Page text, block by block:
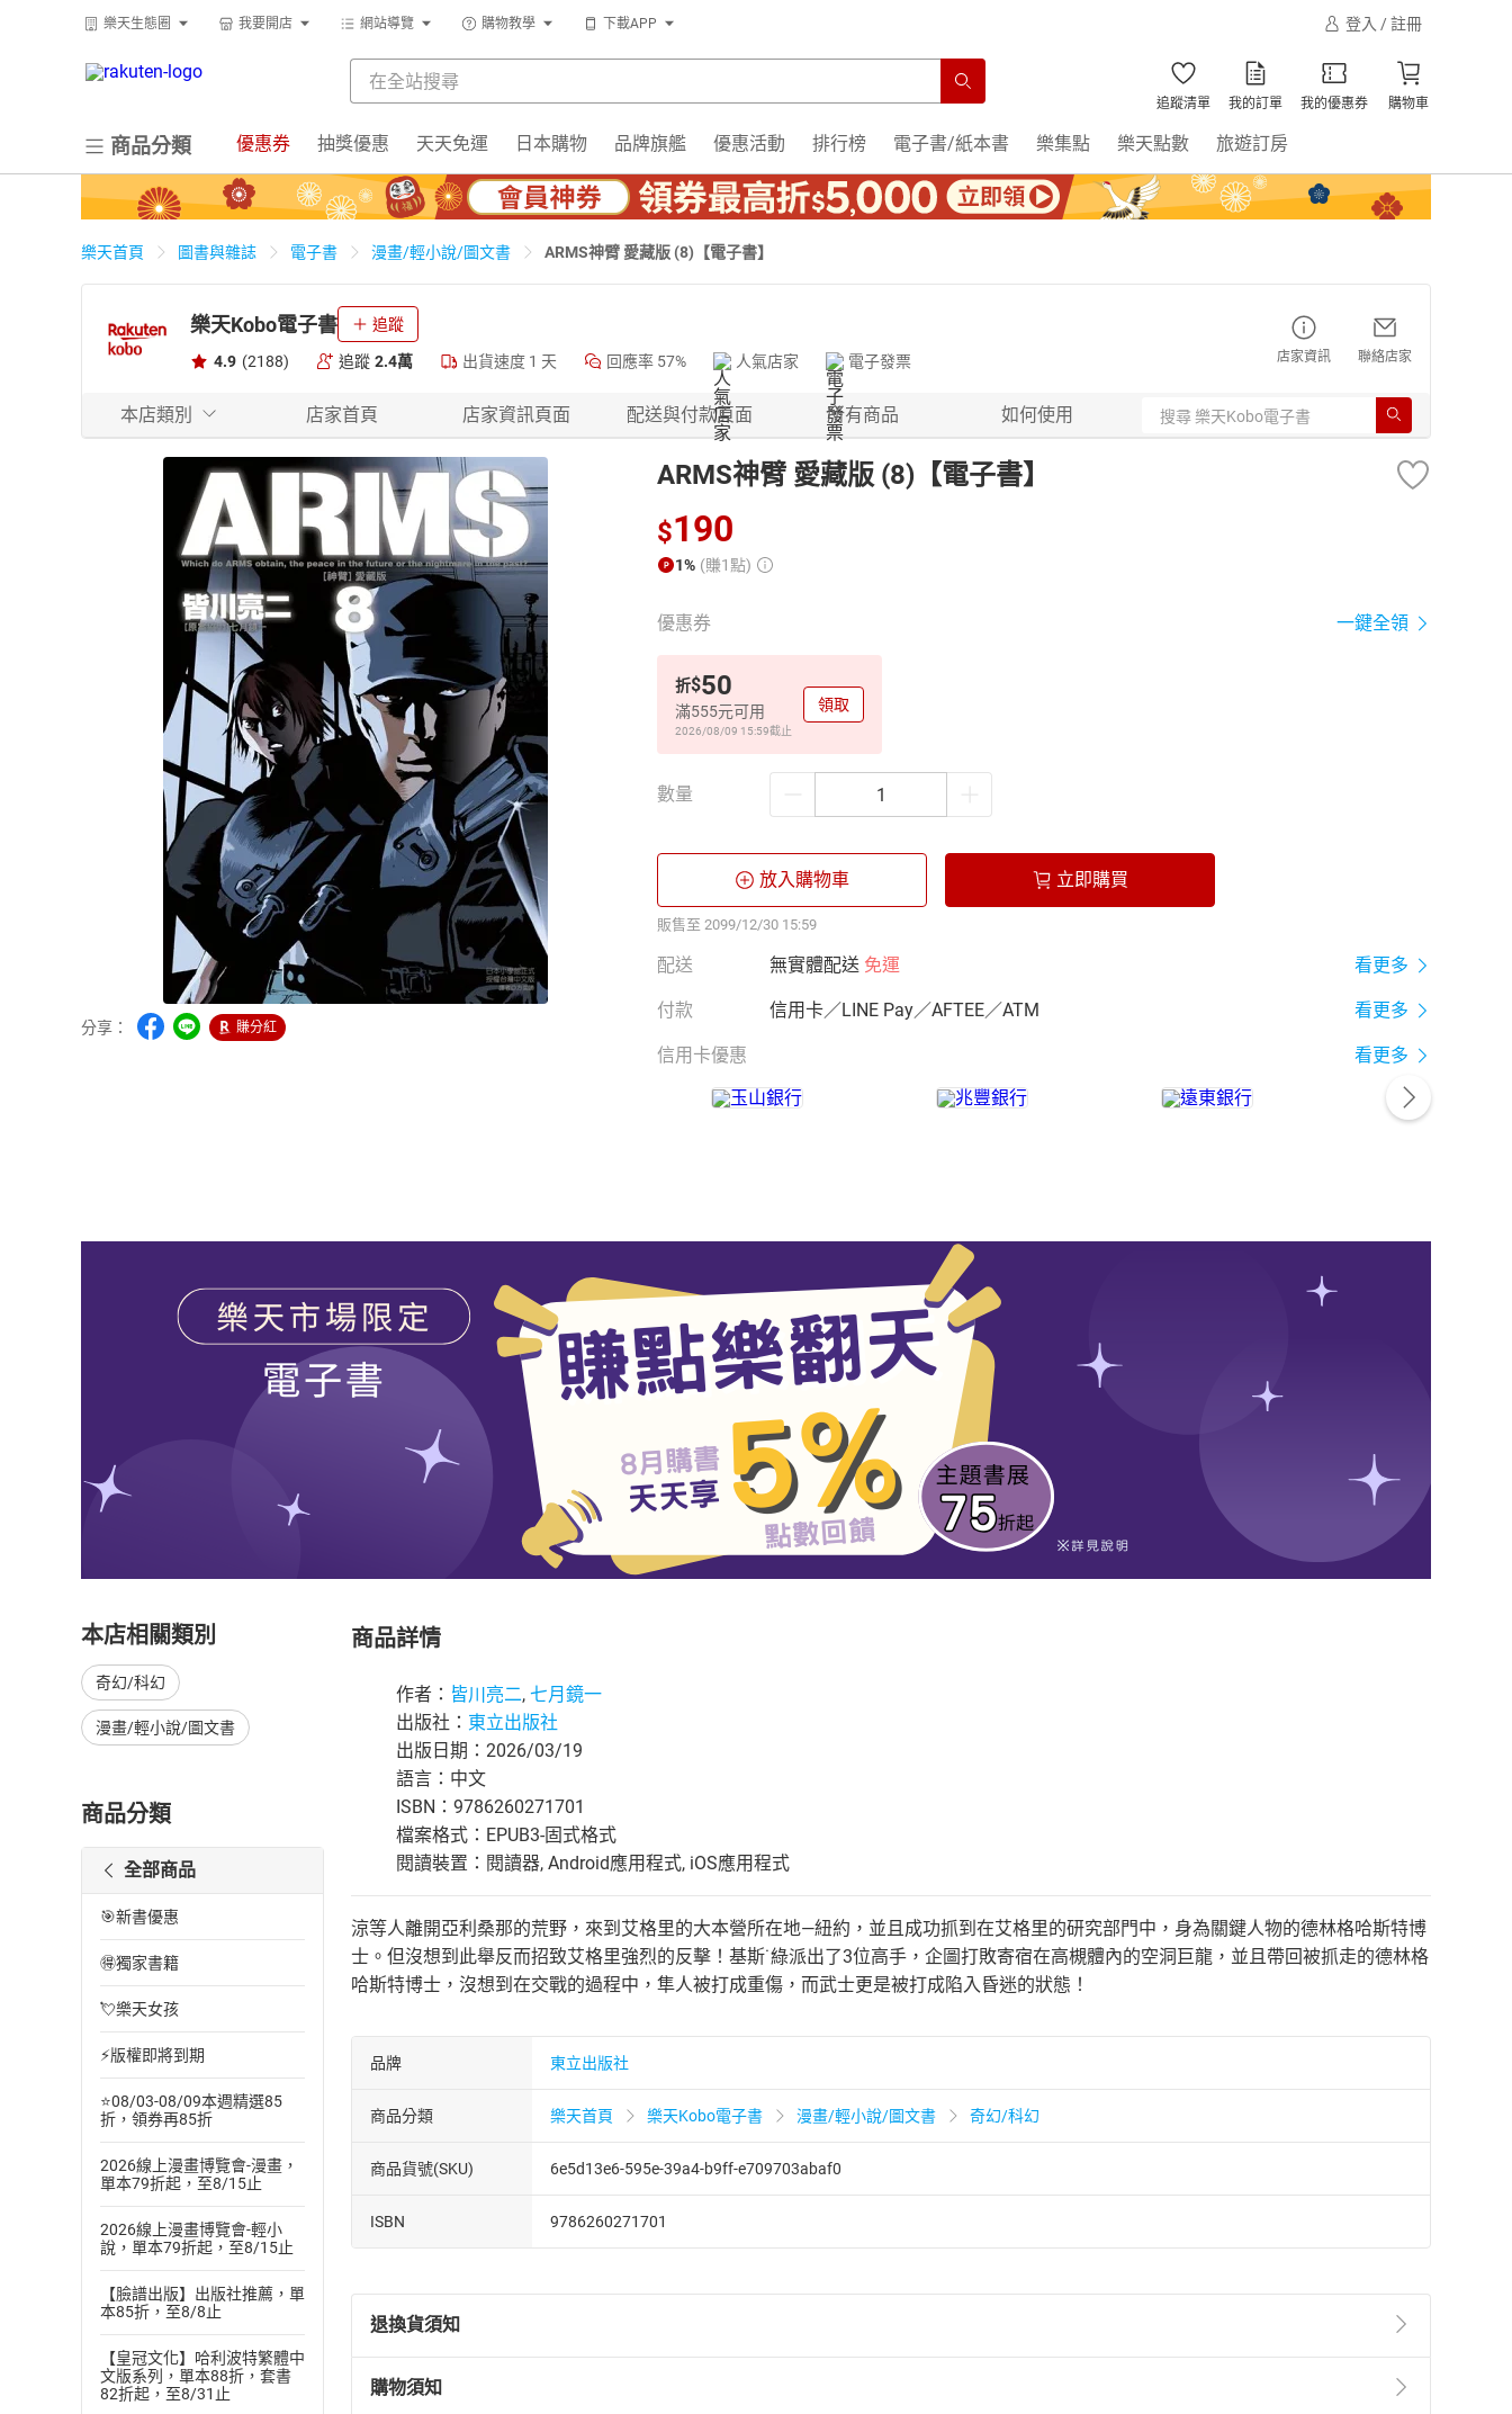
樂天生態圈 我要開店 網站導覽 購物教學 下載APP 登入 / 註冊
追蹤清單 我的訂單 我的優惠券 購物車
商品分類 優惠券 抽獎優惠 天天免運 日本購物 品牌旗艦 優惠活動 排行榜 電子書/紙本書 樂集點 樂天點數 旅遊訂房
樂天首頁 圖書與雜誌 電子書 漫畫/輕小說/圖文書 ARMS神臂 愛藏版 (8)【電子書】
樂天Kobo電子書 追蹤
4.9 (2188) 追蹤 2.4萬 出貨速度 1 天 回應率 57% 人氣店家 電子發票 店家資訊 聯絡店家
本店類別 店家首頁 店家資訊頁面 配送與付款頁面 所有商品 如何使用
分享： 賺分紅
ARMS神臂 愛藏版 (8)【電子書】
$190
1% (賺1點)
優惠券 一鍵全領
折$50
滿555元可用
2026/08/09 15:59截止
領取
數量
放入購物車 立即購買
販售至 2099/12/30 15:59
配送 無實體配送 免運 看更多
付款 信用卡／LINE Pay／AFTEE／ATM 看更多
信用卡優惠 看更多
本店相關類別
奇幻/科幻
漫畫/輕小說/圖文書
商品分類
全部商品
🎯新書優惠
🉐獨家書籍
💘樂天女孩
⚡版權即將到期
⭐08/03-08/09本週精選85
折，領券再85折
2026線上漫畫博覽會-漫畫，
單本79折起，至8/15止
2026線上漫畫博覽會-輕小
說，單本79折起，至8/15止
【臉譜出版】出版社推薦，單
本85折，至8/8止
【皇冠文化】哈利波特繁體中
文版系列，單本88折，套書
82折起，至8/31止
商品詳情
作者： 皆川亮二, 七月鏡一
出版社： 東立出版社
出版日期：2026/03/19
語言：中文
ISBN：9786260271701
檔案格式：EPUB3-固式格式
閱讀裝置：閱讀器, Android應用程式, iOS應用程式
涼等人離開亞利桑那的荒野，來到艾格里的大本營所在地—紐約，並且成功抓到在艾格里的研究部門中，身為關鍵人物的德林格哈斯特博
士。但沒想到此舉反而招致艾格里強烈的反擊！基斯˙綠派出了3位高手，企圖打敗寄宿在高槻體內的空洞巨龍，並且帶回被抓走的德林格
哈斯特博士，沒想到在交戰的過程中，隼人被打成重傷，而武士更是被打成陷入昏迷的狀態！
品牌 東立出版社
商品分類 樂天首頁 樂天Kobo電子書 漫畫/輕小說/圖文書 奇幻/科幻
商品貨號(SKU) 6e5d13e6-595e-39a4-b9ff-e709703abaf0
ISBN 9786260271701
退換貨須知
退換貨規定：
購物須知